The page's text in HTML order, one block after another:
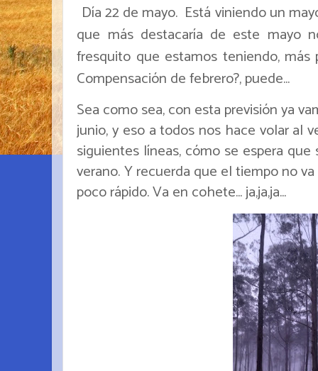
Día 22 de mayo. Está viniendo un
que más destacaría de este mayo
fresquito que estamos teniendo, más
Compensación de febrero?, puede...
Sea como sea, con esta previsión ya
junio, y eso a todos nos hace volar al
siguientes líneas, cómo se espera
verano. Y recuerda que el tiempo no
poco rápido. Va en cohete... ja,ja,ja...